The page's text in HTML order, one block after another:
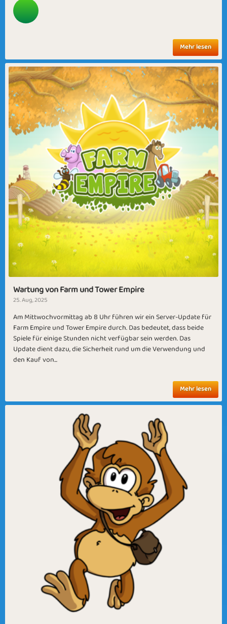
Mehr lesen
Wartung von Farm und Tower Empire
25. Aug, 2025
Am Mittwochvormittag ab 8 Uhr führen wir ein Server-Update für
Farm Empire und Tower Empire durch. Das bedeutet, dass beide
Spiele für einige Stunden nicht verfügbar sein werden. Das
Update dient dazu, die Sicherheit rund um die Verwendung und
den Kauf von...
Mehr lesen